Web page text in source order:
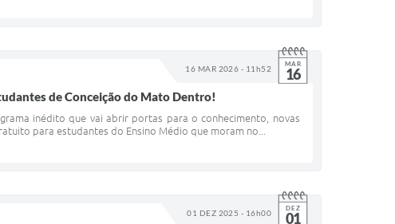
16 MAR 2026 - 11h52 MAR
16
de Conceição do Mato Dentro!
inédito que vai abrir portas para o conhecimento, novas
para estudantes do Ensino Médio que moram no...
01 DEZ 2025 - 16h00 DEZ
01